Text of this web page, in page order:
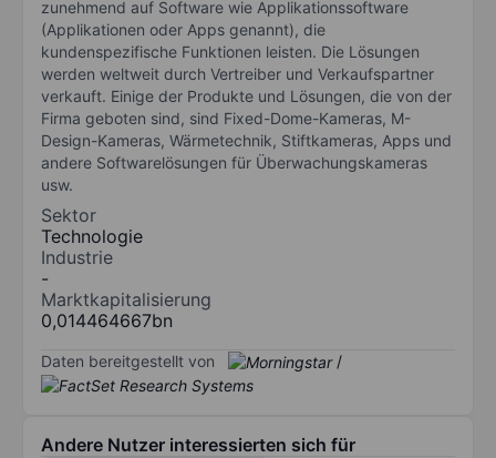
zunehmend auf Software wie Applikationssoftware
(Applikationen oder Apps genannt), die
kundenspezifische Funktionen leisten. Die Lösungen
werden weltweit durch Vertreiber und Verkaufspartner
verkauft. Einige der Produkte und Lösungen, die von der
Firma geboten sind, sind Fixed-Dome-Kameras, M-
Design-Kameras, Wärmetechnik, Stiftkameras, Apps und
andere Softwarelösungen für Überwachungskameras
usw.
Sektor
Technologie
Industrie
-
Marktkapitalisierung
0,014464667bn
Daten bereitgestellt von /
Andere Nutzer interessierten sich für